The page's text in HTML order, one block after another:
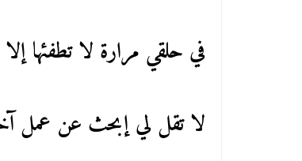
في حلقي مرارة لا تطفئها
لا تقل لي إبحث عن عمل